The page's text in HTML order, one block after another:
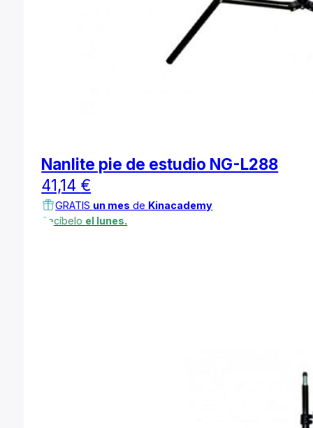
Nanlite pie de estudio NG-L288
41,14 €
GRATIS un mes de Kinacademy
Recíbelo el lunes.